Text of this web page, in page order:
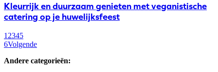
Kleurrijk en duurzaam genieten met veganistische
catering op je huwelijksfeest
1 2345
6Volgende
Andere categorieën: